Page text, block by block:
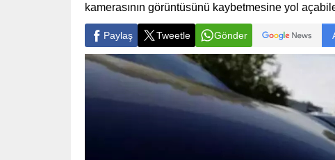
kamerasının görüntüsünü kaybetmesine yol
Paylaş Tweetle Gönder